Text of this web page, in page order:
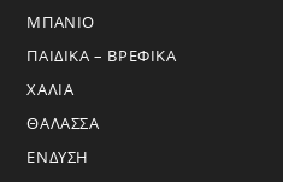
ΜΠΑΝΙΟ
ΠΑΙΔΙΚΑ – ΒΡΕΦΙΚΑ
ΧΑΛΙΑ
ΘΑΛΑΣΣΑ
ΕΝΔΥΣΗ